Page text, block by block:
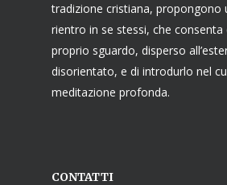
tradizione cristiana, propongono
rientro in se stessi, che consenta
proprio sguardo, disperso
disorientato, e di introdurlo nel
meditazione profonda.
CONTATTI